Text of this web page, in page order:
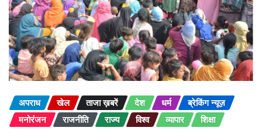
अपराध खेल ताजा ख़बरें देश धर्म
ब्रेकिंग न्यूज़
मनोरंजन
राजनीति राज्य विश्व व्यापार शिक्षा